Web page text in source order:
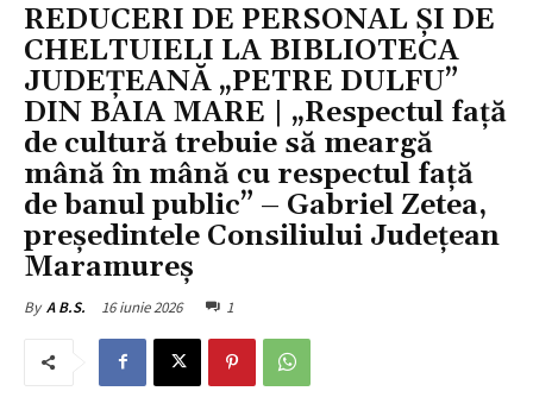
REDUCERI DE PERSONAL ȘI DE
CHELTUIELI LA BIBLIOTECA
JUDEȚEANĂ „PETRE DULFU”
DIN BAIA MARE | „Respectul față
de cultură trebuie să meargă
mână în mână cu respectul față
de banul public” – Gabriel Zetea,
președintele Consiliului Județean
Maramureș
By A B.S. 16 iunie 2026 1